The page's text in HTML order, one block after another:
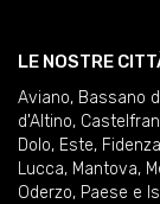
LE NOSTRE
Aviano, Bassano
d'Altino,
Dolo, Este, Fidenza
Lucca, Mantova,
Oderzo, Paese e